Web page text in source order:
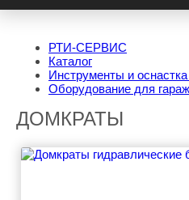
РТИ-СЕРВИС
Каталог
Инструменты и
Оборудование для
ДОМКРАТЫ